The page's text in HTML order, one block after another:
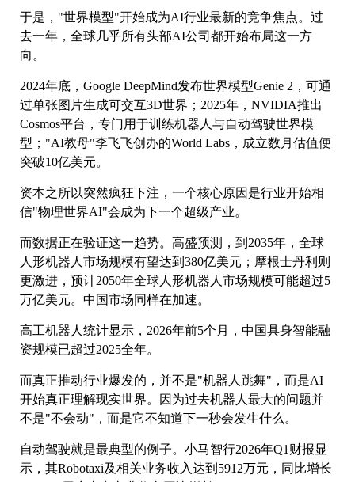
于是，"世界模型"开始成为AI行业最新的竞争焦点。过
去一年，全球几乎所有头部AI公司都开始布局这一方
向。
2024年底，Google DeepMind发布世界模型Genie 2，可通
过单张图片生成可交互3D世界；2025年，NVIDIA推出
Cosmos平台，专门用于训练机器人与自动驾驶世界模
型；"AI教母"李飞飞创办的World Labs，成立数月估值便
突破10亿美元。
资本之所以突然疯狂下注，一个核心原因是行业开始相
信"物理世界AI"会成为下一个超级产业。
而数据正在验证这一趋势。高盛预测，到2035年，全球
人形机器人市场规模有望达到380亿美元；摩根士丹利则
更激进，预计2050年全球人形机器人市场规模可能超过5
万亿美元。中国市场同样在加速。
高工机器人统计显示，2026年前5个月，中国具身智能融
资规模已超过2025全年。
而真正推动行业爆发的，并不是"机器人跳舞"，而是AI
开始真正理解现实世界。因为过去机器人最大的问题并
不是"不会动"，而是它不知道下一秒会发生什么。
自动驾驶就是最典型的例子。小马智行2026年Q1财报显
示，其Robotaxi及相关业务收入达到5912万元，同比增长